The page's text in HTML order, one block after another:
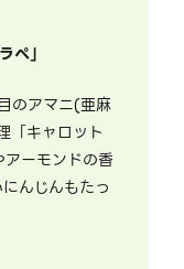
ペ」
のアマニ(亜麻
「キャロット
ーモンドの香
んじんもたっ